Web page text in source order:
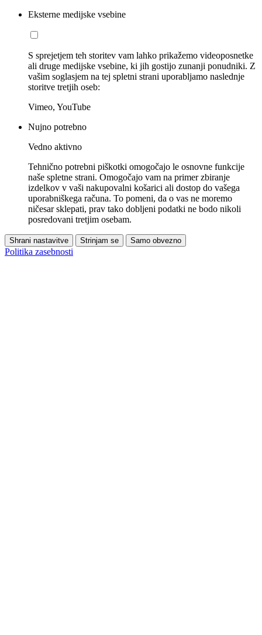
Eksterne medijske vsebine
S sprejetjem teh storitev vam lahko prikažemo videoposnetke
ali druge medijske vsebine, ki jih gostijo zunanji ponudniki. Z
vašim soglasjem na tej spletni strani uporabljamo naslednje
storitve tretjih oseb:
Vimeo, YouTube
Nujno potrebno
Vedno aktivno
Tehnično potrebni piškotki omogočajo le osnovne funkcije
naše spletne strani. Omogočajo vam na primer zbiranje
izdelkov v vaši nakupovalni košarici ali dostop do vašega
uporabniškega računa. To pomeni, da o vas ne moremo
ničesar sklepati, prav tako dobljeni podatki ne bodo nikoli
posredovani tretjim osebam.
Shrani nastavitve Strinjam se Samo obvezno
Politika zasebnosti